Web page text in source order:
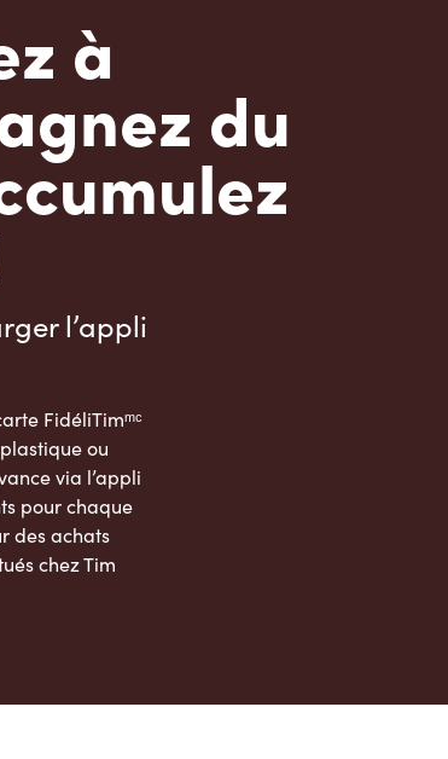
à
du
l’appli
FidéliTimᵐᶜ
ou
via l’appli
pour chaque
des achats
chez Tim